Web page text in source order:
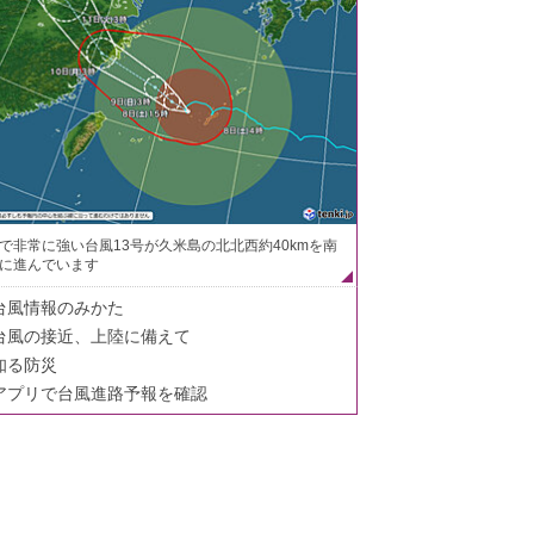
非常に強い台風13号が久米島の北北西約40kmを南
進んでいます
風情報のみかた
風の接近、上陸に備えて
る防災
プリで台風進路予報を確認